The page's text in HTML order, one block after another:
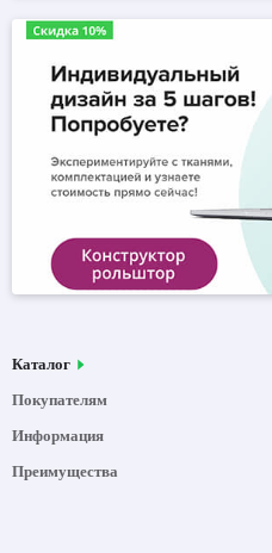
Каталог
Покупателям
Информация
Преимущества